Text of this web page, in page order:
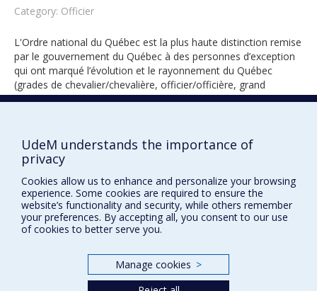
Category: Officier
L'Ordre national du Québec est la plus haute distinction remise
par le gouvernement du Québec à des personnes d’exception
qui ont marqué l’évolution et le rayonnement du Québec
(grades de chevalier/chevalière, officier/officière, grand
officier/grande officière).
UdeM understands the importance of
privacy
Cookies allow us to enhance and personalize your browsing
experience. Some cookies are required to ensure the
website’s functionality and security, while others remember
your preferences. By accepting all, you consent to our use
of cookies to better serve you.
Manage cookies >